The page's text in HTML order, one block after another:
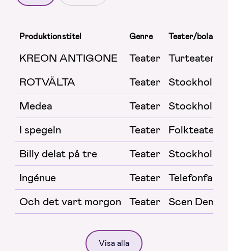
Produktionstitel Genre Teater/bolag
KREON ANTIGONE Teater Turteatern
ROTVÄLTA
Teater
Medea
Teater
I spegeln
Teater
Billy delat på tre
Teater
Ingénue
Teater
Och det vart morgon
Teater Scen
Visa alla